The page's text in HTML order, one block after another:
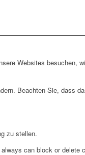
Websites besuchen,
Beachten Sie, dass
zu stellen.
can block or